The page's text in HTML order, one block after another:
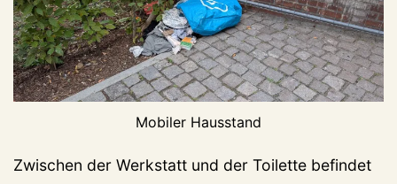
Mobiler Hausstand
Zwischen der Werkstatt und der Toilette befindet